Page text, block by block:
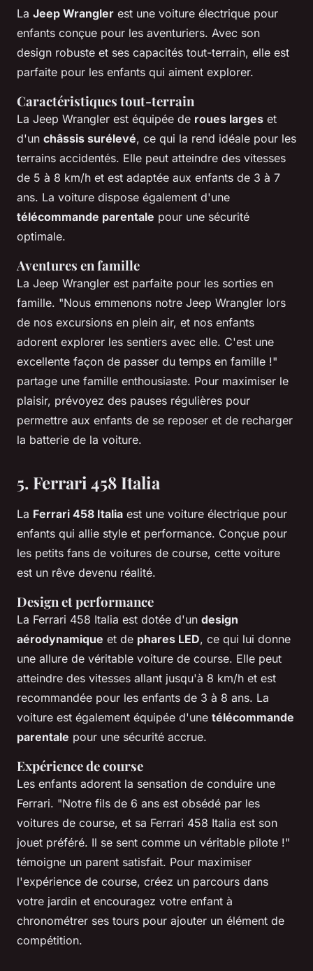
La Jeep Wrangler est une voiture électrique pour
enfants conçue pour les aventuriers. Avec son
design robuste et ses capacités tout-terrain, elle est
parfaite pour les enfants qui aiment explorer.
Caractéristiques tout-terrain
La Jeep Wrangler est équipée de roues larges et
d'un châssis surélevé, ce qui la rend idéale pour les
terrains accidentés. Elle peut atteindre des vitesses
de 5 à 8 km/h et est adaptée aux enfants de 3 à 7
ans. La voiture dispose également d'une
télécommande parentale pour une sécurité
optimale.
Aventures en famille
La Jeep Wrangler est parfaite pour les sorties en
famille. "Nous emmenons notre Jeep Wrangler lors
de nos excursions en plein air, et nos enfants
adorent explorer les sentiers avec elle. C'est une
excellente façon de passer du temps en famille !"
partage une famille enthousiaste. Pour maximiser le
plaisir, prévoyez des pauses régulières pour
permettre aux enfants de se reposer et de recharger
la batterie de la voiture.
5. Ferrari 458 Italia
La Ferrari 458 Italia est une voiture électrique pour
enfants qui allie style et performance. Conçue pour
les petits fans de voitures de course, cette voiture
est un rêve devenu réalité.
Design et performance
La Ferrari 458 Italia est dotée d'un design
aérodynamique et de phares LED, ce qui lui donne
une allure de véritable voiture de course. Elle peut
atteindre des vitesses allant jusqu'à 8 km/h et est
recommandée pour les enfants de 3 à 8 ans. La
voiture est également équipée d'une télécommande
parentale pour une sécurité accrue.
Expérience de course
Les enfants adorent la sensation de conduire une
Ferrari. "Notre fils de 6 ans est obsédé par les
voitures de course, et sa Ferrari 458 Italia est son
jouet préféré. Il se sent comme un véritable pilote !"
témoigne un parent satisfait. Pour maximiser
l'expérience de course, créez un parcours dans
votre jardin et encouragez votre enfant à
chronométrer ses tours pour ajouter un élément de
compétition.